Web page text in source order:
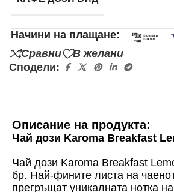
Начини на плащане:
Сравни
В желани
Сподели:
Описание на продукта:
Чай дози Karoma Breakfast
Чай дози Karoma Breakfast
бр. Най-фините листа на
прегръщат уникалната нотка